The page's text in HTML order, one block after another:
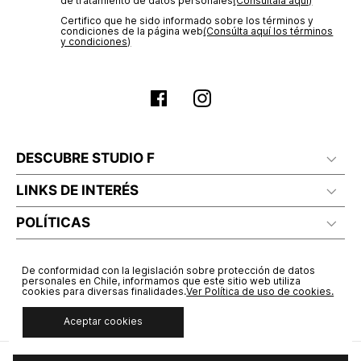
Certifico que he sido informado sobre los términos y
condiciones de la página web‎(Consúlta aquí los términos
y condiciones)
DESCUBRE STUDIO F
LINKS DE INTERÉS
POLÍTICAS
De conformidad con la legislación sobre protección de datos
personales en Chile, informamos que este sitio web utiliza
cookies para diversas finalidades.Ver Política de uso de cookies.
Aceptar cookies